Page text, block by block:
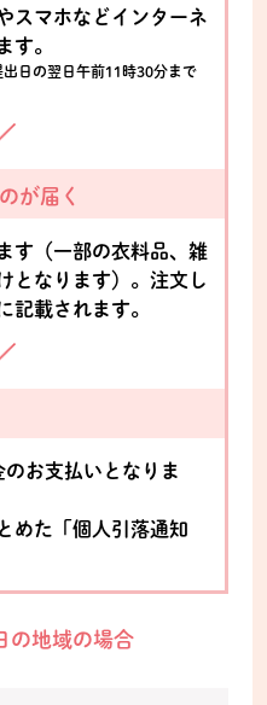
スマホなどインターネ
す。
日の翌日午前11時30分まで
が届く
す（一部の衣料品、雑
となります）。注文し
記載されます。
お支払いとなりま
めた「個人引落通知
の地域の場合